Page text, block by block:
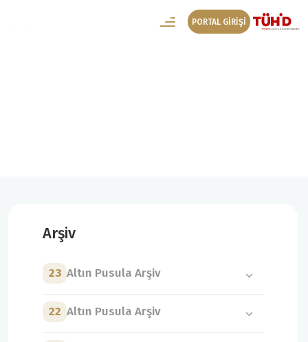
PORTAL GİRİŞİ
Arşiv
23 Altın Pusula Arşiv
22 Altın Pusula Arşiv